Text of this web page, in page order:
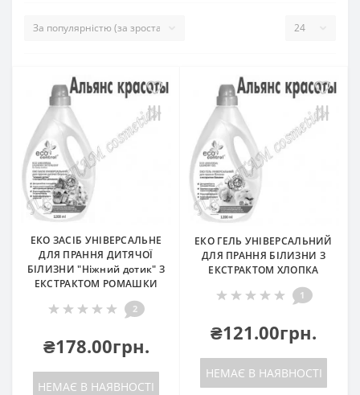
ЕКО ЗАСІБ УНІВЕРСАЛЬНЕ
ДЛЯ ПРАННЯ ДИТЯЧОЇ
БІЛИЗНИ "Ніжний дотик" З
ЕКСТРАКТОМ РОМАШКИ
2
₴178.00грн.
НЕМАЄ В НАЯВНОСТІ
ЕКО ГЕЛЬ УНІВЕРСАЛЬНИЙ
ДЛЯ ПРАННЯ БІЛИЗНИ З
ЕКСТРАКТОМ ХЛОПКА
1
₴121.00грн.
НЕМАЄ В НАЯВНОСТІ